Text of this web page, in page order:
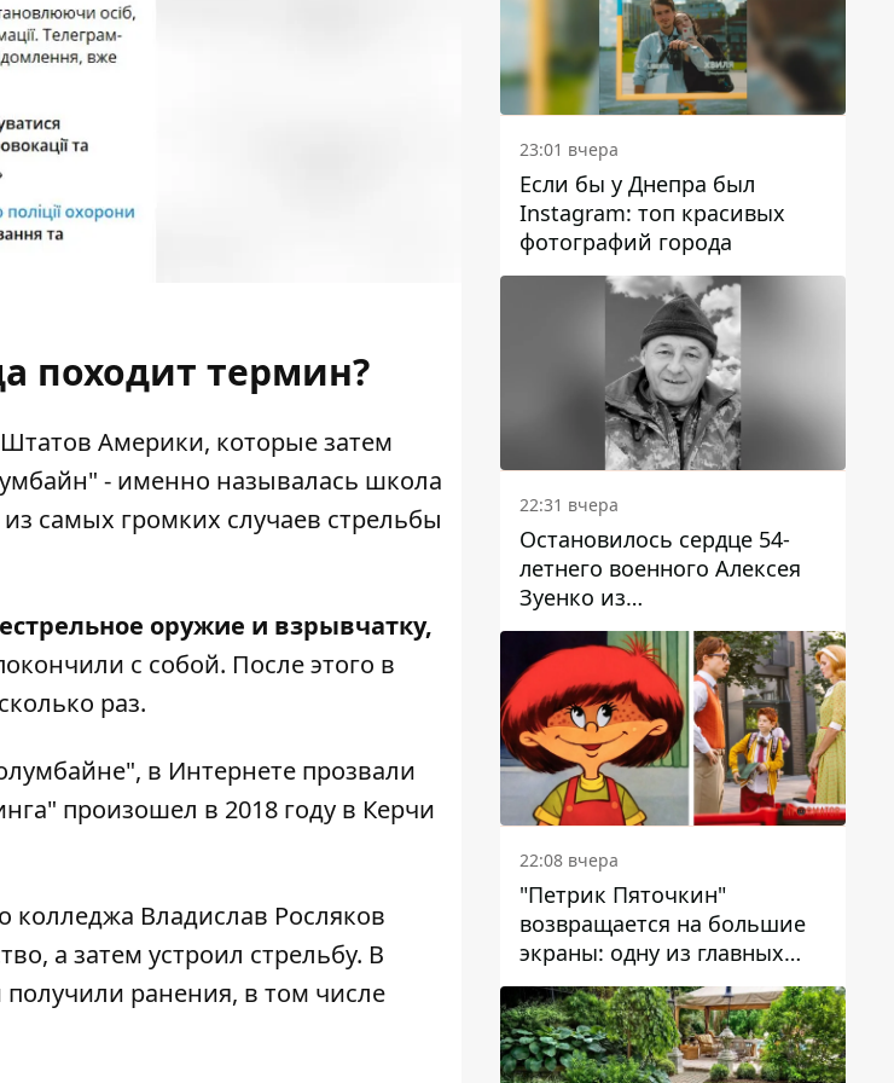
походит термин?
Америки, которые затем
- именно называлась школа
самых громких случаев стрельбы
оружие и взрывчатку,
с собой. После этого в
раз.
в Интернете прозвали
произошел в 2018 году в Керчи
колледжа Владислав Росляков
а затем устроил стрельбу. В
ранения, в том числе
23:01 вчера
Если бы у Днепра был
Instagram: топ красивых
фотографий города
22:31 вчера
Остановилось сердце 54-
летнего военного Алексея
Зуенко из
Днепропетровской области
22:08 вчера
"Петрик Пяточкин"
возвращается на большие
экраны: одну из главных
ролей сыграет 9-летний
днепрянин Александр
Войтеховский